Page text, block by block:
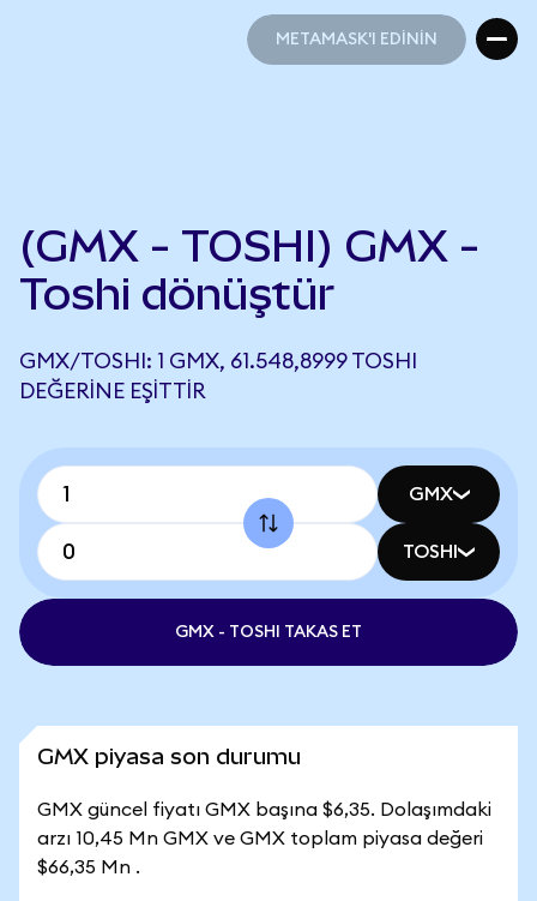
METAMASK'I EDİNİN
(GMX - TOSHI) GMX -
Toshi dönüştür
GMX/TOSHI: 1 GMX, 61.548,8999 TOSHI
DEĞERINE EŞITTIR
GMX
TOSHI
GMX - TOSHI TAKAS ET
GMX piyasa son durumu
GMX güncel fiyatı GMX başına $6,35. Dolaşımdaki
arzı 10,45 Mn GMX ve GMX toplam piyasa değeri
$66,35 Mn .